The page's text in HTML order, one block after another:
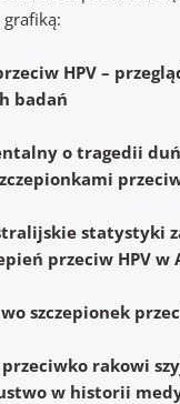
HPV –
badań
o tragedii
statystyki
przeciw HPV w
szczepionek
przeciwko rakowi
w historii